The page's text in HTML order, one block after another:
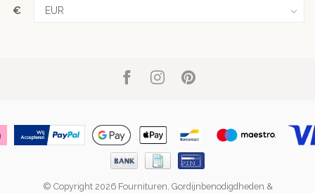
€
© Copyright 2026 Fournituren, Gordijnbenodigdheden &